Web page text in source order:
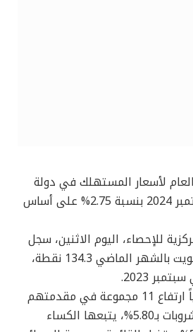
لأسعار المستهلك في دولة
الكويت خلال شهر سبتمبر 2024 بنسبة 2.75% على أساس
للإحصاء، اليوم الاثنين، سجل
معدل التضخم في الكويت بالشهر الماضي 134.3 نقطة،
وأثر على المؤشر سنوياً ارتفاع 11 مجموعة في مقدمتهم
مجموعة الأغذية والمشروبات بـ5.80%، يتبعها الكساء